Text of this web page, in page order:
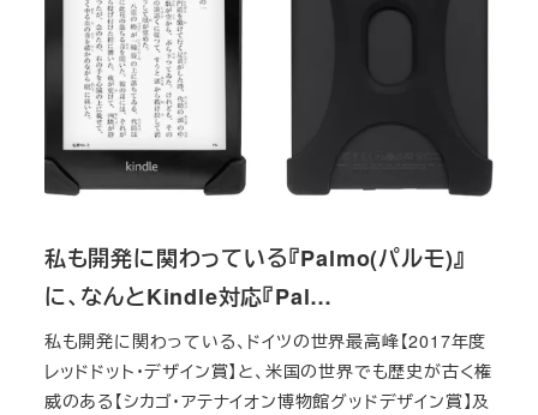
私も開発に関わっている『Palmo(パルモ)』
に、なんとKindle対応『Pal…
私も開発に関わっている、ドイツの世界最高峰【2017年度
レッドドット・デザイン賞】と、米国の世界でも歴史が古く権
威のある【シカゴ・アテナイオン博物館グッドデザイン賞】及